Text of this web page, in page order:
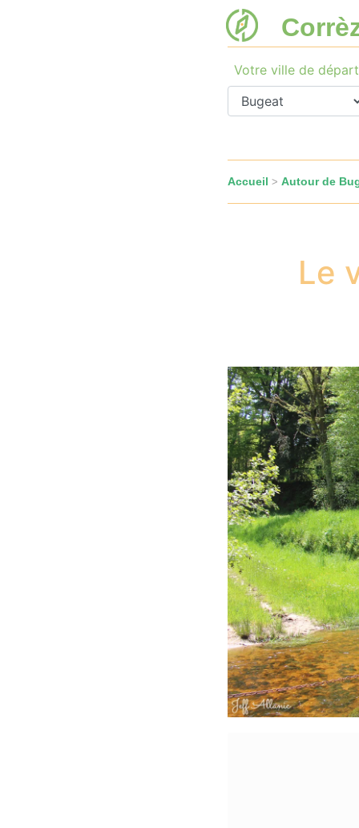
Votre ville de départ
Accueil > Autour de
Le